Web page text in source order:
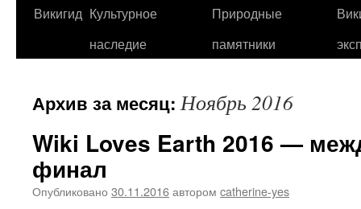
Викигид Культурное
наследие
Природные
памятники
Архив за месяц:Ноябрь 2016
Wiki Loves Earth 2016 —
финал
Опубликовано 30.11.2016автором catherine-yes